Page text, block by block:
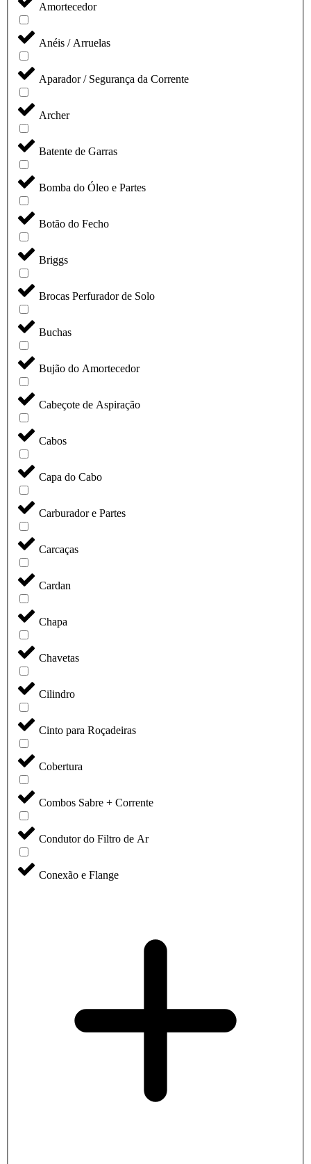
Amortecedor
Anéis / Arruelas
Aparador / Segurança da Corrente
Archer
Batente de Garras
Bomba do Óleo e Partes
Botão do Fecho
Briggs
Brocas Perfurador de Solo
Buchas
Bujão do Amortecedor
Cabeçote de Aspiração
Cabos
Capa do Cabo
Carburador e Partes
Carcaças
Cardan
Chapa
Chavetas
Cilindro
Cinto para Roçadeiras
Cobertura
Combos Sabre + Corrente
Condutor do Filtro de Ar
Conexão e Flange